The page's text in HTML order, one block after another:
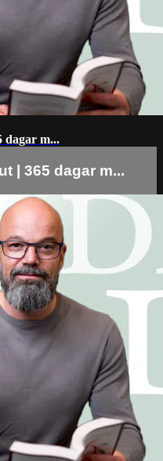
dagar m...
| 365 dagar m...